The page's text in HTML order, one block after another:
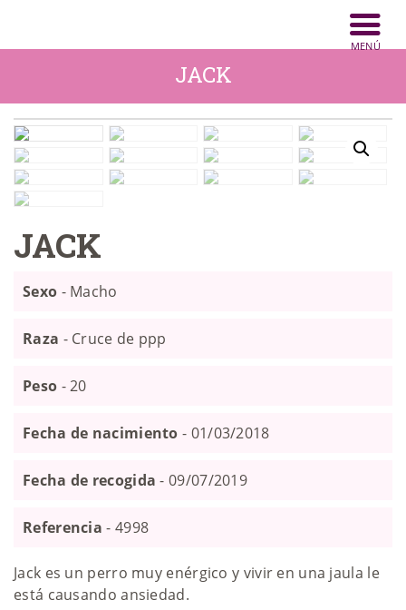
JACK
ANIMALES
NOTICIAS
ACTIVIDADES
CONTACTO
COLABORA
JACK
Sexo - Macho
Raza - Cruce de ppp
Peso - 20
Fecha de nacimiento - 01/03/2018
Fecha de recogida - 09/07/2019
Referencia - 4998
Jack es un perro muy enérgico y vivir en una jaula le
está causando ansiedad.